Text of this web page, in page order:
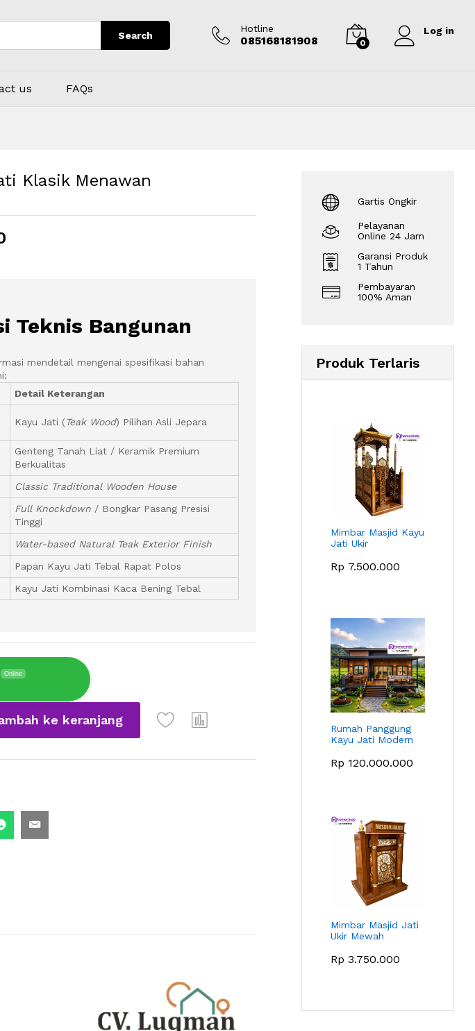
Search
Hotline
085168181908 0
Log in
us FAQs
Klasik Menawan
Teknis Bangunan
mendetail mengenai spesifikasi bahan
Detail Keterangan
Kayu Jati (Teak Wood) Pilihan Asli Jepara
Genteng Tanah Liat / Keramik Premium
Berkualitas
Classic Traditional Wooden House
Full Knockdown/ Bongkar Pasang Presisi
Tinggi
Water-based Natural Teak Exterior Finish
Papan Kayu Jati Tebal Rapat Polos
Kayu Jati Kombinasi Kaca Bening Tebal
Online
ke keranjang
Gartis Ongkir
Pelayanan
Online 24 Jam
Garansi Produk
1 Tahun
Pembayaran
100% Aman
Produk Terlaris
Mimbar Masjid Kayu
Jati Ukir
Rp 7.500.000
Rumah Panggung
Kayu Jati Modern
Rp 120.000.000
Mimbar Masjid Jati
Ukir Mewah
Rp 3.750.000